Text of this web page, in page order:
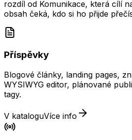
rozdíl od Komunikace, která cílí
obsah čeká, kdo si ho přijde
Příspěvky
Blogové články, landing pages,
WYSIWYG editor, plánované
tagy.
V kataloguVíce info